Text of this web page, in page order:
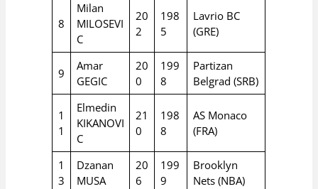
8
Milan
MILOSEVI
C
20
2
198
5
Lavrio BC
(GRE)
9
Amar
GEGIC
20
0
199
8
Partizan
Belgrad (SRB)
1
1
Elmedin
KIKANOVI
C
21
0
198
8
AS Monaco
(FRA)
1
3
Dzanan
MUSA
20
6
199
9
Brooklyn
Nets (NBA)